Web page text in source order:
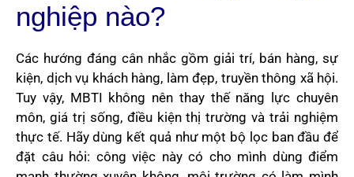
nghiệp nào?
Các hướng đáng cân nhắc gồm giải trí, bán hàng, sự
kiện, dịch vụ khách hàng, làm đẹp, truyền thông xã hội.
Tuy vậy, MBTI không nên thay thế năng lực chuyên
môn, giá trị sống, điều kiện thị trường và trải nghiệm
thực tế. Hãy dùng kết quả như một bộ lọc ban đầu để
đặt câu hỏi: công việc này có cho mình dùng điểm